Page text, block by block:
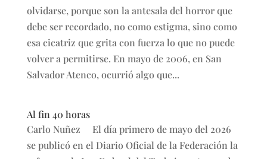
olvidarse, porque son la antesala del horror que
debe ser recordado, no como estigma, sino como
esa cicatriz que grita con fuerza lo que no puede
volver a permitirse. En mayo de 2006, en San
Salvador Atenco, ocurrió algo que...
Al fin 40 horas
Carlo Nuñez El día primero de mayo del 2026
se publicó en el Diario Oficial de la Federación la